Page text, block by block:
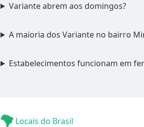
Variante abrem aos domingos?
A maioria dos Variante no bairro
Estabelecimentos funcionam em
Locais do Brasil